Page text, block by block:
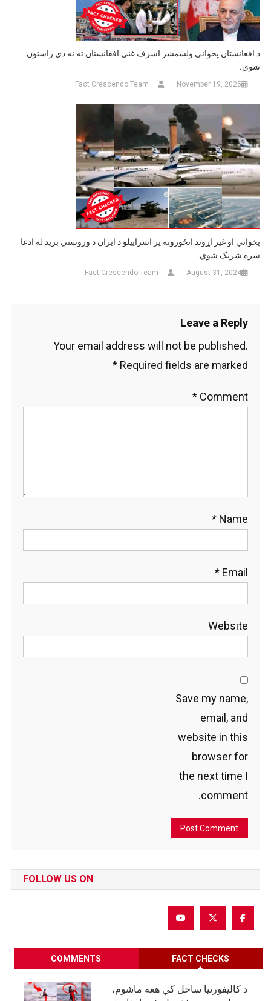
د افغانستان پخوانی ولسمشر اشرف غني افغانستان ته نه دی راستون
شوی.
November 19, 2025
Fact Crescendo Team
پخواني او غیر اړوند انځورونه پر اسراییلو د ایران د وروستي برید له ادعا
سره شریک شوي.
August 31, 2024
Fact Crescendo Team
Leave a Reply
Your email address will not be published.
Required fields are marked
*
Comment
*
Name
*
Email
*
Website
Save my name,
email, and
website in this
browser for
the next time I
comment.
FOLLOW US ON
FACT CHECKS
COMMENTS
د کالیفورنیا ساحل کې هغه ماشوم،